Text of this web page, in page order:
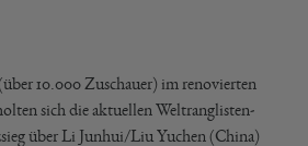
10.000 Zuschauer) im renovierten
sich die aktuellen Weltranglisten-
über Li Junhui/Liu Yuchen (China)